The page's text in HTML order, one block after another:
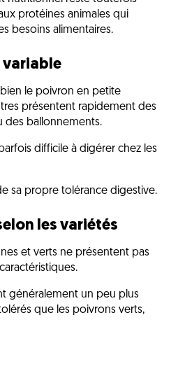
protéines animales qui
besoins alimentaires.
le poivron en petite
présentent rapidement des
des ballonnements.
difficile à digérer chez les
sa propre tolérance digestive.
les variétés
et verts ne présentent pas
généralement un peu plus
que les poivrons verts,